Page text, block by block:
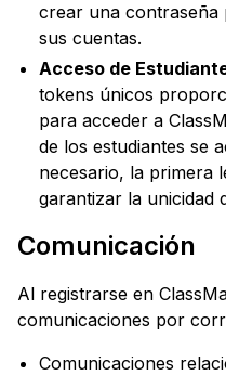
crear una contraseña
sus cuentas.
Acceso de
tokens únicos
para acceder a
de los estudiantes se
necesario, la primera
garantizar la unicidad
Comunicación
Al registrarse en
comunicaciones por
Comunicaciones